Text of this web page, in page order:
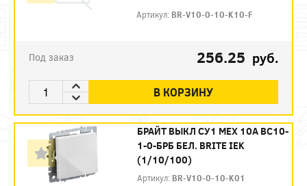
Артикул: BR-V10-0-10-K10-F
Под заказ 256.25 руб.
В КОРЗИНУ
БРАЙТ ВЫКЛ СУ1 МЕХ 10А ВС10-
1-0-БРБ БЕЛ. BRITE IEK
(1/10/100)
Артикул: BR-V10-0-10-K01